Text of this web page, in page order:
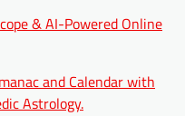
& AI-Powered Online
and Calendar with
Astrology.